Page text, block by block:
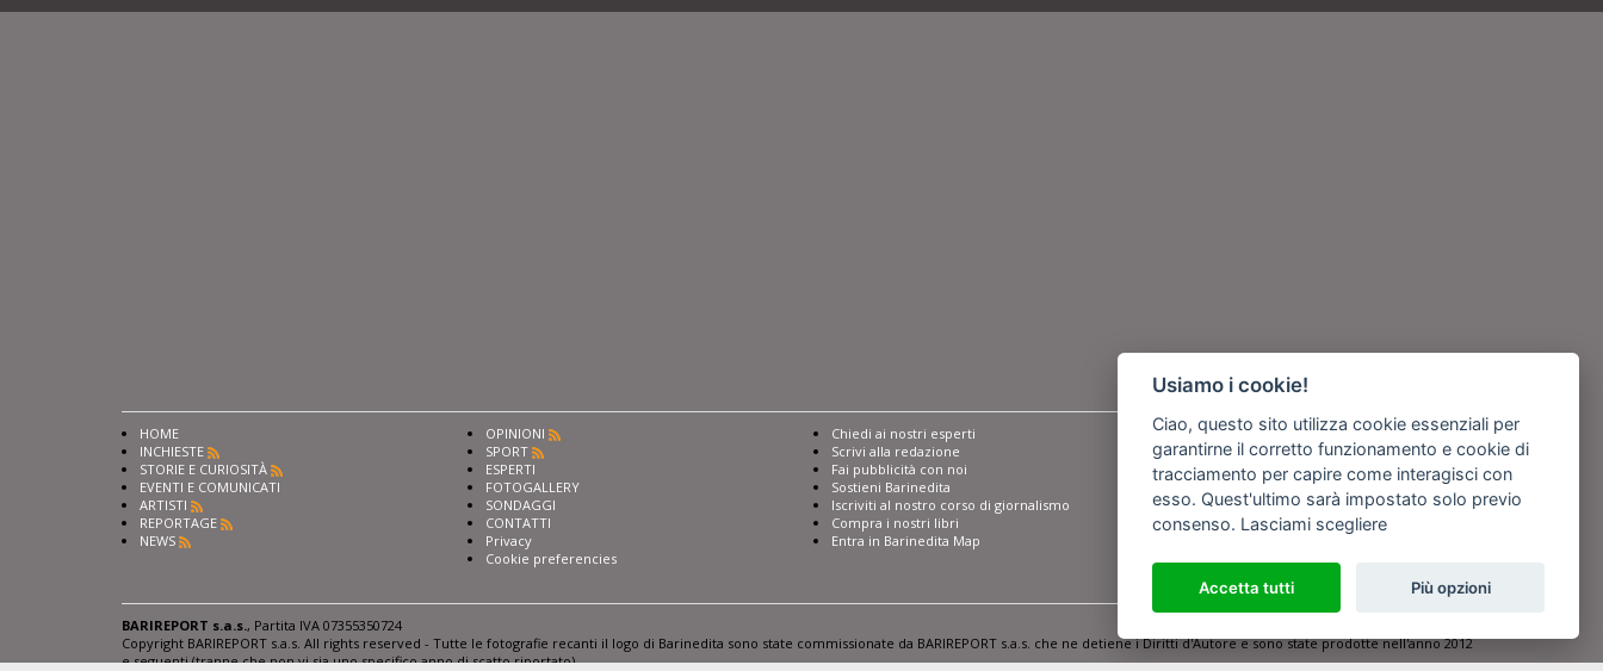
HOME
INCHIESTE
STORIE E CURIOSITÀ
EVENTI E COMUNICATI
ARTISTI
REPORTAGE
NEWS
OPINIONI
SPORT
ESPERTI
FOTOGALLERY
SONDAGGI
CONTATTI
Privacy
Cookie preferencies
Chiedi ai nostri esperti
Scrivi alla redazione
Fai pubblicità con noi
Sostieni Barinedita
Iscriviti al nostro corso di giornalismo
Compra i nostri libri
Entra in Barinedita Map
Seguici su
BARIREPORT s.a.s. , Partita IVA 07355350724
Copyright BARIREPORT s.a.s. All rights reserved - Tutte le fotografie recanti il logo di Barinedita sono state commissionate da BARIREPORT s.a.s. che ne detiene i Diritti d'Autore e sono state prodotte nell'anno 2012
e seguenti (tranne che non vi sia uno specifico anno di scatto riportato)
Usiamo i cookie!
Ciao, questo sito utilizza cookie essenziali per
garantirne il corretto funzionamento e cookie di
tracciamento per capire come interagisci con
esso. Quest'ultimo sarà impostato solo previo
consenso. Lasciami scegliere
Accetta tutti Più opzioni